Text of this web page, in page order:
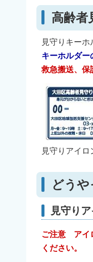
高齢者
見守りキー
キーホルダー
救急搬送、保
見守りアイロ
どうや
見守り
ご注意 アイ
ください。